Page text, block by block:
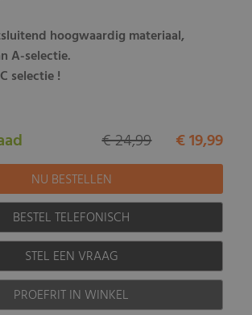
hoogwaardig materiaal,
A-selectie.
selectie !
€ 19,99
€ 24,99
BESTEL TELEFONISCH
STEL EEN VRAAG
PROEFRIT IN WINKEL